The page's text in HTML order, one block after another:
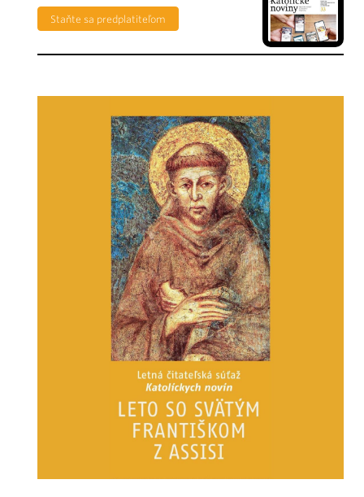
Staňte sa predplatiteľom